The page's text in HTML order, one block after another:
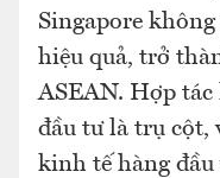
Singapore
hiệu quả, trở
ASEAN. Hợp
đầu tư là trụ cột,
kinh tế hàng